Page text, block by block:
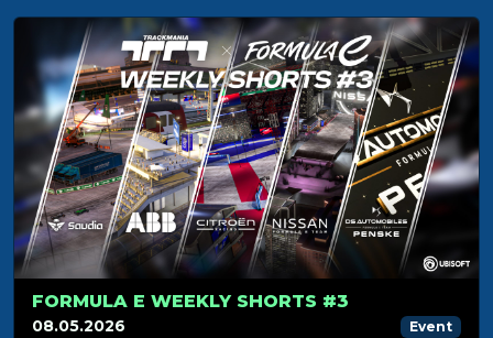
FORMULA E WEEKLY SHORTS #3
08.05.2026 Event